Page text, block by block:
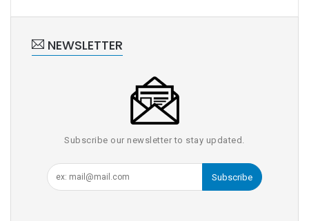
NEWSLETTER
Subscribe our newsletter to stay updated.
Subscribe